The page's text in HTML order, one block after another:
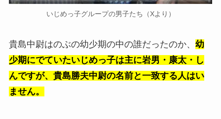
いじめっ子グループの男子たち（Xより）
貴島中尉はのぶの幼少期の中の誰だったのか、 幼
少期にでていたいじめっ子は主に岩男・康太・し
んですが、貴島勝夫中尉の名前と一致する人はい
ません。